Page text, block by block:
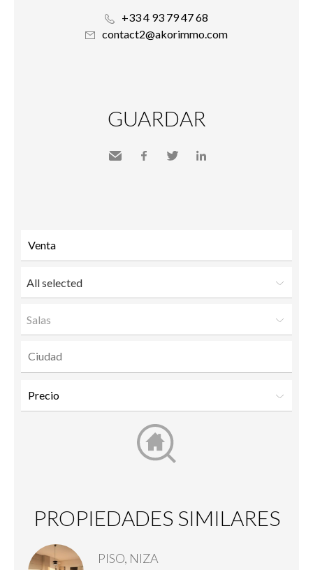
+33 4 93 79 47 68
contact2@akorimmo.com
GUARDAR
All selected
Salas
PROPIEDADES SIMILARES
PISO, NIZA